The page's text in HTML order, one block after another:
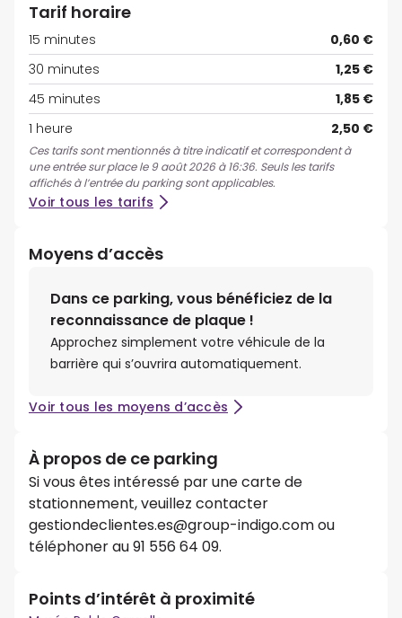
Tarif horaire
15 minutes
0,60 €
30 minutes
1,25 €
45 minutes
1,85 €
1 heure
2,50 €
Ces tarifs sont mentionnés à titre indicatif et correspondent à
une entrée sur place le 9 août 2026 à 16:36. Seuls les tarifs
affichés à l’entrée du parking sont applicables.
Voir tous les tarifs
Moyens d’accès
Dans ce parking, vous bénéficiez de la
reconnaissance de plaque !
Approchez simplement votre véhicule de la
barrière qui s’ouvrira automatiquement.
Voir tous les moyens d’accès
À propos de ce parking
Si vous êtes intéressé par une carte de
stationnement, veuillez contacter
gestiondeclientes.es@group-indigo.com ou
téléphoner au 91 556 64 09.
Points d’intérêt à proximité